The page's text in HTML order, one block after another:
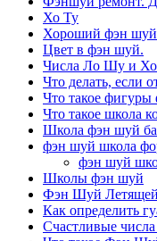
Хо Ту
Хороший фэн
Цвет в фэн шуй.
Числа Ло Шу и
Что делать, если
Что такое
Что такое школа
Школа фэн шуй ба
фэн шуй школа
фэн шуй
Школы фэн шуй
Фэн Шуй
Как определить
Счастливые